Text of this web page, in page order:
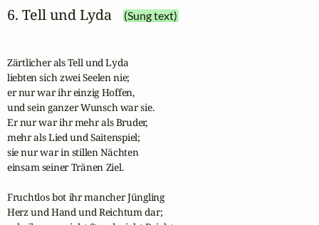
6. Tell und Lyda (Sung text)
Zärtlicher als Tell und Lyda
liebten sich zwei Seelen nie;
er nur war ihr einzig Hoffen,
und sein ganzer Wunsch war sie.
Er nur war ihr mehr als Bruder,
mehr als Lied und Saitenspiel;
sie nur war in stillen Nächten
einsam seiner Tränen Ziel.
Fruchtlos bot ihr mancher Jüngling
Herz und Hand und Reichtum dar;